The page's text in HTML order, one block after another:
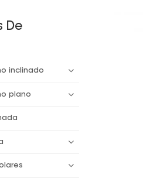
De
inclinado
plano